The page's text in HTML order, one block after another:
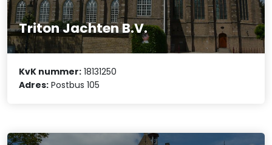
Triton Jachten B.V.
KvK nummer: 18131250
Adres: Postbus 105